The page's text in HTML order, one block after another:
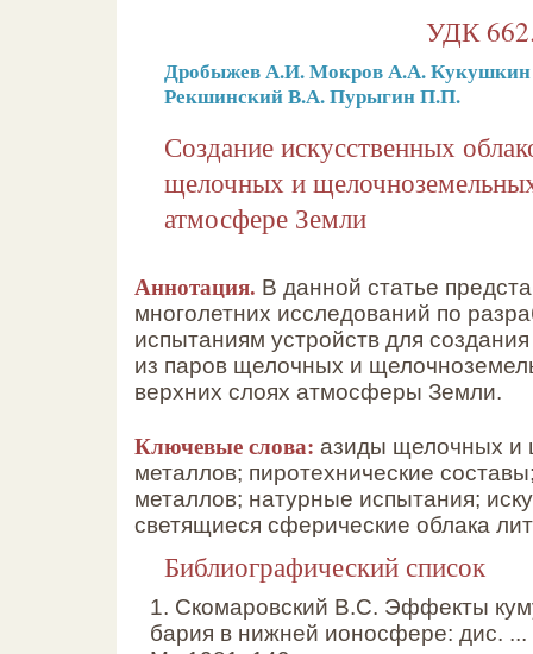
УДК
Дробыжев А.И.Мокров А.А.
Рекшинский В.А.Пурыгин П.П.
Создание искусственных
щелочных и
атмосфере Земли
Аннотация. В данной статье
многолетних исследований по
испытаниям устройств для
из паров щелочных и
верхних слоях атмосферы Земли.
Ключевые слова: азиды щелочных и
металлов; пиротехнические
металлов; натурные испытания;
светящиеся сферические облака
Библиографический список
1. Скомаровский В.С. Эффекты
бария в нижней ионосфере: дис. ...